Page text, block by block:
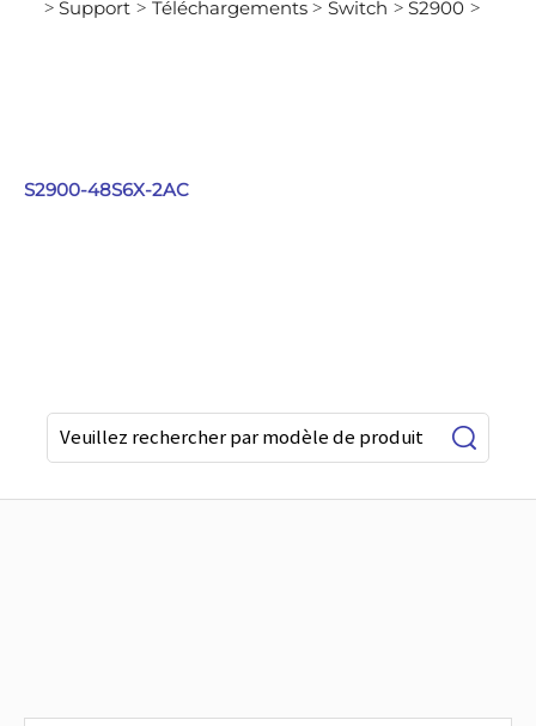
> Support > Téléchargements > Switch > S2900 >
S2900-48S6X-2AC